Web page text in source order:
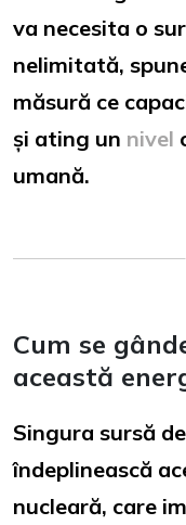
va necesita o
nelimitată,
măsură ce
și ating un nivel
umană.
Cum se
această
Singura sursă
îndeplinească
nucleară, care